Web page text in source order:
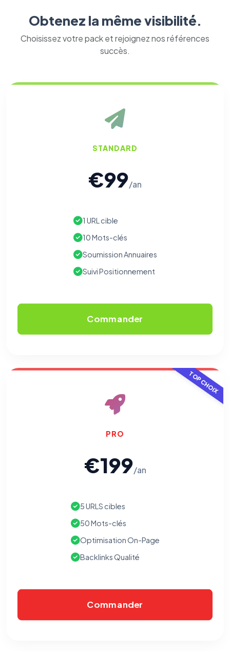
Obtenez la même visibilité.
Choisissez votre pack et rejoignez nos références
succès.
STANDARD
€99/an
1 URL cible
10 Mots-clés
Soumission Annuaires
Suivi Positionnement
Commander
TOP CHOIX
PRO
€199/an
5 URLS cibles
50 Mots-clés
Optimisation On-Page
Backlinks Qualité
Commander